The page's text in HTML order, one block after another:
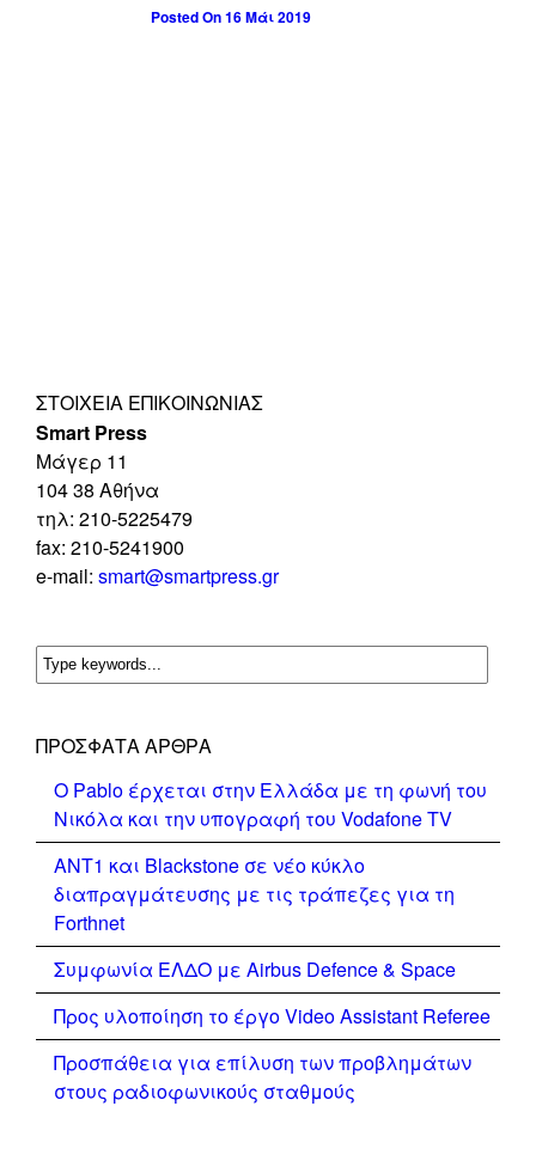
Posted On 16 Μάι 2019
ΣΤΟΙΧΕΊΑ ΕΠΙΚΟΙΝΩΝΊΑΣ
Smart Press
Mάγερ 11
104 38 Αθήνα
τηλ: 210-5225479
fax: 210-5241900
e-mail: smart@smartpress.gr
ΠΡΌΣΦΑΤΑ ΆΡΘΡΑ
Ο Pablo έρχεται στην Ελλάδα με τη φωνή του
Νικόλα και την υπογραφή του Vodafone TV
ΑΝΤ1 και Blackstone σε νέο κύκλο
διαπραγμάτευσης με τις τράπεζες για τη
Forthnet
Συμφωνία ΕΛΔΟ με Airbus Defence & Space
Προς υλοποίηση το έργο Video Assistant Referee
Προσπάθεια για επίλυση των προβλημάτων
στους ραδιοφωνικούς σταθμούς